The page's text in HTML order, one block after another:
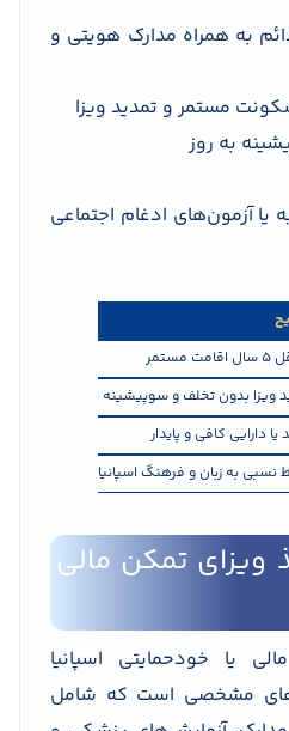
به همراه مدارک هویتی و
مستمر و تمدید ویزا
به روز
آزمون‌های ادغام اجتماعی
مستمر
ویزا بدون تخلف و سوپیشینه پاک
یا دارایی کافی و پایدار
نسبی به زبان و فرهنگ اسپانیا
ویزای تمکن مالی
یا خودحمایتی اسپانیا
مشخصی است که شامل